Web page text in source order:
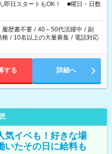
即日スタートもOK！ ■曜日・日数
履歴書不要 / 40～50代活躍中 / 副
務 / 10名以上の大量募集 / 電話対応
する 詳細へ
気イベも！好きな場
たその日に給料も